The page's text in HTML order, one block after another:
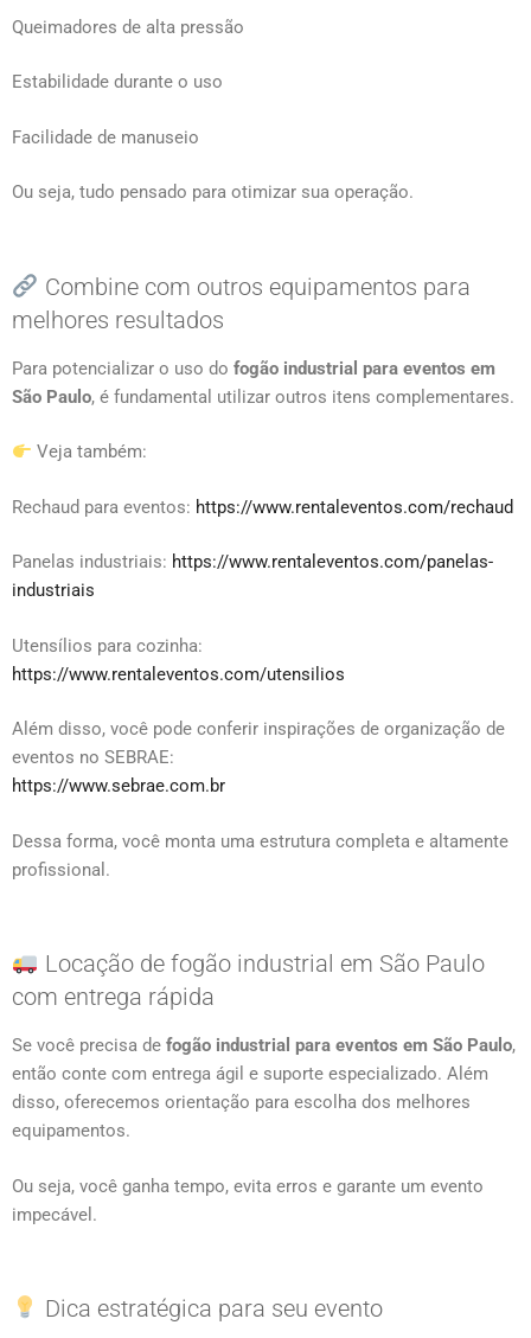
Queimadores de alta pressão
Estabilidade durante o uso
Facilidade de manuseio
Ou seja, tudo pensado para otimizar sua operação.
Combine com outros equipamentos para
melhores resultados
Para potencializar o uso do fogão industrial para eventos em
São Paulo, é fundamental utilizar outros itens complementares.
Veja também:
Rechaud para eventos: https://www.rentaleventos.com/rechaud
Panelas industriais: https://www.rentaleventos.com/panelas-
industriais
Utensílios para cozinha:
https://www.rentaleventos.com/utensilios
Além disso, você pode conferir inspirações de organização de
eventos no SEBRAE:
https://www.sebrae.com.br
Dessa forma, você monta uma estrutura completa e altamente
profissional.
Locação de fogão industrial em São Paulo
com entrega rápida
Se você precisa de fogão industrial para eventos em São Paulo,
então conte com entrega ágil e suporte especializado. Além
disso, oferecemos orientação para escolha dos melhores
equipamentos.
Ou seja, você ganha tempo, evita erros e garante um evento
impecável.
Dica estratégica para seu evento